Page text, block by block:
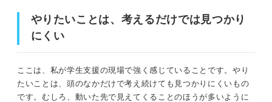
やりたいことは、考えるだけでは見つかり
にくい
ここは、私が学生支援の現場で強く感じていることです。やり
たいことは、頭のなかだけで考え続けても見つかりにくいもの
です。むしろ、動いた先で見えてくることのほうが多いように